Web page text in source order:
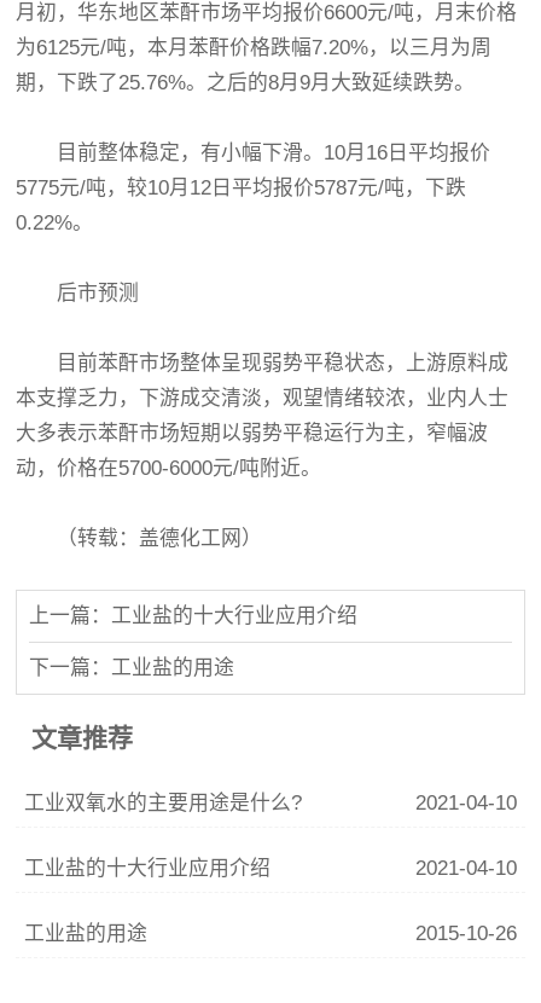
月初，华东地区苯酐市场平均报价6600元/吨，月末价格
为6125元/吨，本月苯酐价格跌幅7.20%，以三月为周
期，下跌了25.76%。之后的8月9月大致延续跌势。
目前整体稳定，有小幅下滑。10月16日平均报价
5775元/吨，较10月12日平均报价5787元/吨，下跌
0.22%。
后市预测
目前苯酐市场整体呈现弱势平稳状态，上游原料成
本支撑乏力，下游成交清淡，观望情绪较浓，业内人士
大多表示苯酐市场短期以弱势平稳运行为主，窄幅波
动，价格在5700-6000元/吨附近。
（转载：盖德化工网）
上一篇：工业盐的十大行业应用介绍
下一篇：工业盐的用途
文章推荐
工业双氧水的主要用途是什么? 2021-04-10
工业盐的十大行业应用介绍 2021-04-10
工业盐的用途 2015-10-26